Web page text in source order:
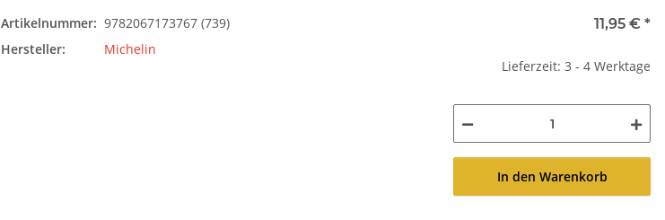
Artikelnummer: 9782067173767 (739)
Hersteller:
Michelin
11,95 € *
Lieferzeit: 3 - 4 Werktage
In den Warenkorb